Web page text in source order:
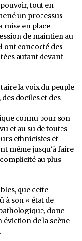
tout en
un processus
mise en place
de maintien au
ont concocté des
autant devant
la voix du peuple
dociles et des
connu pour son
et au su de toutes
ethnicistes et
même jusqu’à faire
complicité au plus
que cette
à son « état de
donc
éviction de la scène